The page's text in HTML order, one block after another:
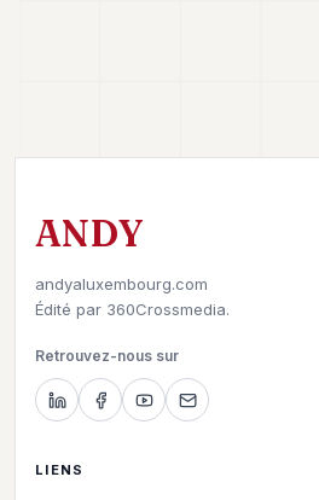
ANDY
andyaluxembourg.com
Édité par 360Crossmedia.
Retrouvez-nous sur
LIENS